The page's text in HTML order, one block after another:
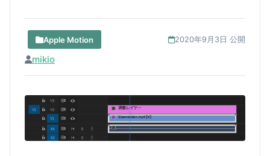
Apple Motion 2020年9月3日 公開
mikio